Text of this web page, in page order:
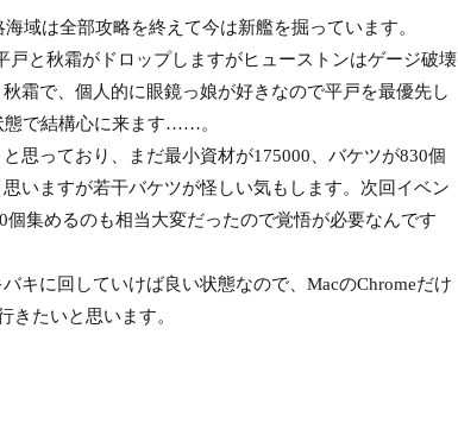
域は全部攻略を終えて今は新艦を掘っています。
と秋霜がドロップしますがヒューストンはゲージ破壊
霜で、個人的に眼鏡っ娘が好きなので平戸を最優先し
態で結構心に来ます……。
っており、まだ最小資材が175000、バケツが830個
いますが若干バケツが怪しい気もします。次回イベン
集めるのも相当大変だったので覚悟が必要なんです
キに回していけば良い状態なので、MacのChromeだけ
きたいと思います。